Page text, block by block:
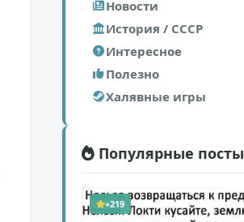
Новости
История / СССР
Интересное
Полезно
Халявные игры
Популярные посты
+219